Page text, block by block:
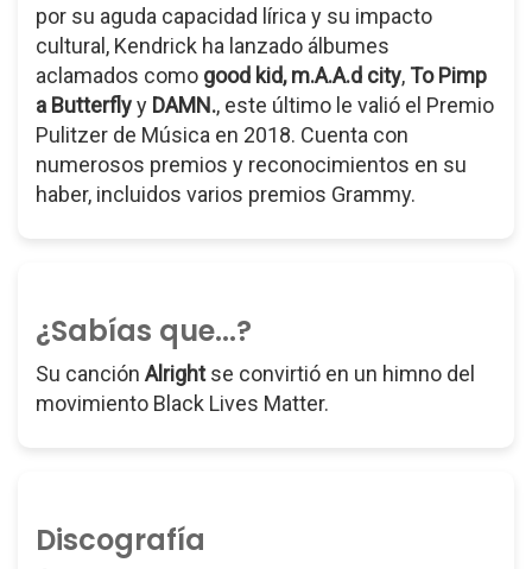
por su aguda capacidad lírica y su impacto
cultural, Kendrick ha lanzado álbumes
aclamados como good kid, m.A.A.d city, To Pimp
a Butterflyy DAMN., este último le valió el Premio
Pulitzer de Música en 2018. Cuenta con
numerosos premios y reconocimientos en su
haber, incluidos varios premios Grammy.
¿Sabías que...?
Su canción Alrightse convirtió en un himno del
movimiento Black Lives Matter.
Discografía